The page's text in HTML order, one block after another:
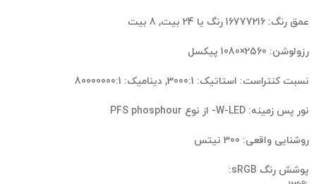
عمق رنگ: 16777216 رنگ یا 24 بیت, 8 بیت
رزولوشن: 2560×1080 پیکسل
نسبت کنتراست: استاتیک: 3000:1, دینامیک: 80000000:1
نور پس زمینه: W-LED- از نوع PFS phosphour
روشنایی واقعی: 300 نیتس
پوشش رنگ sRGB: